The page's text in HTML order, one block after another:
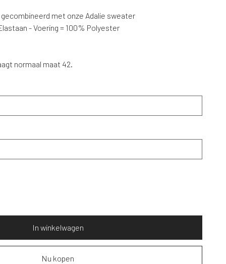
met onze Adalie sweater
- Voering = 100% Polyester
normaal maat 42.
In winkelwagen
Nu kopen